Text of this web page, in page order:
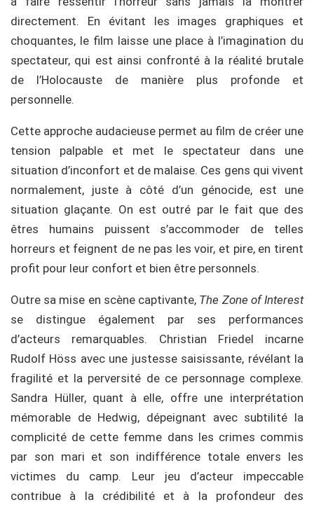
directement. En évitant les images graphiques et
choquantes, le film laisse une place à l’imagination du
spectateur, qui est ainsi confronté à la réalité brutale
de l’Holocauste de manière plus profonde et
personnelle.
Cette approche audacieuse permet au film de créer une
tension palpable et met le spectateur dans une
situation d’inconfort et de malaise. Ces gens qui vivent
normalement, juste à côté d’un génocide, est une
situation glaçante. On est outré par le fait que des
êtres humains puissent s’accommoder de telles
horreurs et feignent de ne pas les voir, et pire, en tirent
profit pour leur confort et bien être personnels.
Outre sa mise en scène captivante, The Zone of Interest
se distingue également par ses performances
d’acteurs remarquables. Christian Friedel incarne
Rudolf Höss avec une justesse saisissante, révélant la
fragilité et la perversité de ce personnage complexe.
Sandra Hüller, quant à elle, offre une interprétation
mémorable de Hedwig, dépeignant avec subtilité la
complicité de cette femme dans les crimes commis
par son mari et son indifférence totale envers les
victimes du camp. Leur jeu d’acteur impeccable
contribue à la crédibilité et à la profondeur des